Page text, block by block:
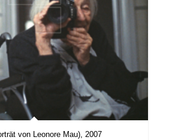
von Leonore Mau), 2007